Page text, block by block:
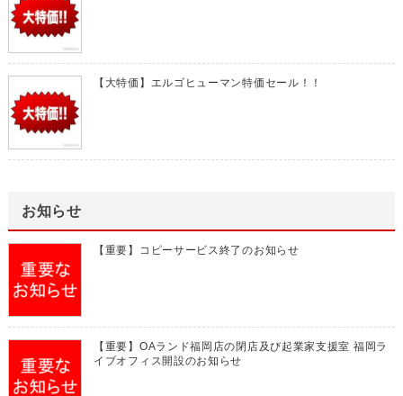
【大特価】エルゴヒューマン特価セール！！
お知らせ
【重要】コピーサービス終了のお知らせ
【重要】OAランド福岡店の閉店及び起業家支援室 福岡ラ
イブオフィス開設のお知らせ